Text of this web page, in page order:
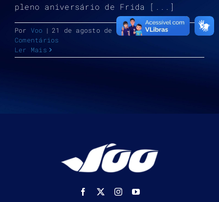
pleno aniversário de Frida [...]
Por Voo | 21 de agosto de 2017 | Notícias
Comentários
Ler Mais